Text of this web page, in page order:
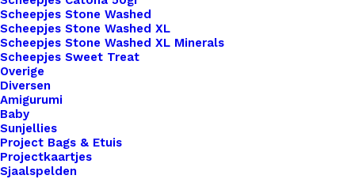
Scheepjes Stone Washed
Scheepjes Stone Washed XL
Scheepjes Stone Washed XL Minerals
Scheepjes Sweet Treat
Overige
Diversen
Amigurumi
Baby
Sunjellies
Project Bags & Etuis
Projectkaartjes
Sjaalspelden
Categorie Haken & Breien
Boeken
Veilig betalen
Overzicht